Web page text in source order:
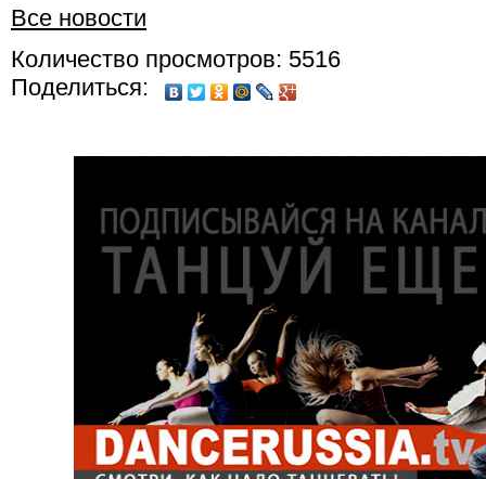
Все новости
Количество просмотров: 5516
Поделиться: